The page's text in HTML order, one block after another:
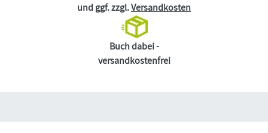
und ggf. zzgl.Versandkosten
Buch dabei -
versandkostenfrei